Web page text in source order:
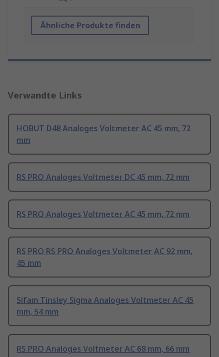
Ähnliche Produkte finden
Verwandte Links
HOBUT D48 Analoges Voltmeter AC 45 mm, 72
mm
RS PRO Analoges Voltmeter DC 45 mm, 72 mm
RS PRO Analoges Voltmeter AC 45 mm, 72 mm
RS PRO RS PRO Analoges Voltmeter AC 92 mm,
45 mm
Sifam Tinsley Sigma Analoges Voltmeter AC 45
mm, 54 mm
RS PRO Analoges Voltmeter AC 68 mm, 66 mm